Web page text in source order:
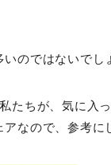
のではないでし
たちが、気に入
なので、参考に